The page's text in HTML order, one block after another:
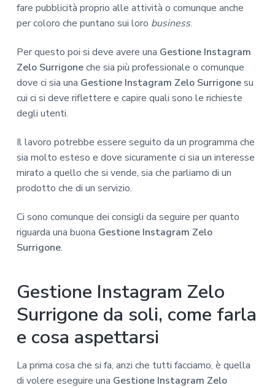
fare pubblicità proprio alle attività o comunque anche
per coloro che puntano sui loro business.
Per questo poi si deve avere una Gestione Instagram
Zelo Surrigoneche sia più professionale o comunque
dove ci sia una Gestione Instagram Zelo Surrigonesu
cui ci si deve riflettere e capire quali sono le richieste
degli utenti.
Il lavoro potrebbe essere seguito da un programma che
sia molto esteso e dove sicuramente ci sia un interesse
mirato a quello che si vende, sia che parliamo di un
prodotto che di un servizio.
Ci sono comunque dei consigli da seguire per quanto
riguarda una buona Gestione Instagram Zelo
Surrigone.
Gestione Instagram Zelo
Surrigone da soli, come farla
e cosa aspettarsi
La prima cosa che si fa, anzi che tutti facciamo, è quella
di volere eseguire una Gestione Instagram Zelo